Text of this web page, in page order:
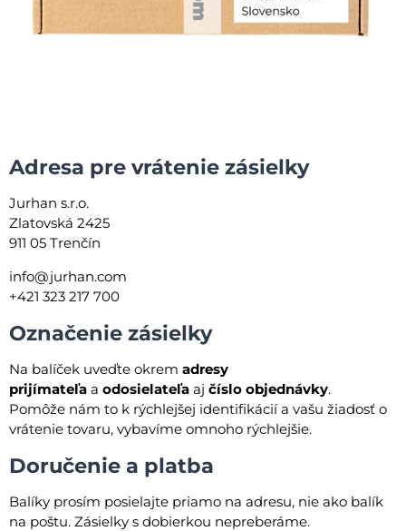
Adresa pre vrátenie zásielky
Jurhan s.r.o.
Zlatovská 2425
911 05 Trenčín
info@jurhan.com
+421 323 217 700
Označenie zásielky
Na balíček uveďte okrem adresy
prijímateľa a odosielateľa aj číslo objednávky.
Pomôže nám to k rýchlejšej identifikácií a vašu žiadosť o
vrátenie tovaru, vybavíme omnoho rýchlejšie.
Doručenie a platba
Balíky prosím posielajte priamo na adresu, nie ako balík
na poštu. Zásielky s dobierkou nepreberáme.